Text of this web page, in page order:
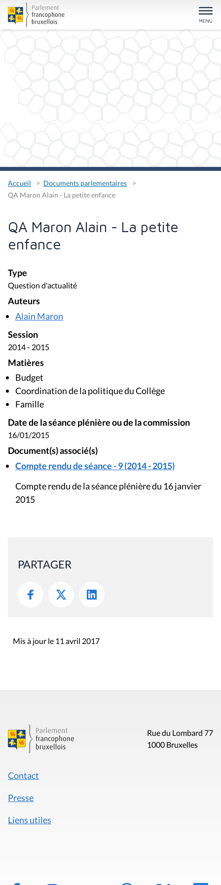
Accueil
Documents parlementaires
QA Maron Alain - La petite enfance
QA Maron Alain - La petite
enfance
Type
Question d'actualité
Auteurs
Alain Maron
Session
2014 - 2015
Matières
Budget
Coordination de la politique du Collège
Famille
Date de la séance plénière ou de la commission
16/01/2015
Document(s) associé(s)
Compte rendu de séance - 9 (2014 - 2015)
Compte rendu de la séance plénière du 16 janvier
2015
PARTAGER
Mis à jour le 11 avril 2017
Rue du Lombard 77
1000 Bruxelles
Contact
Presse
Liens utiles